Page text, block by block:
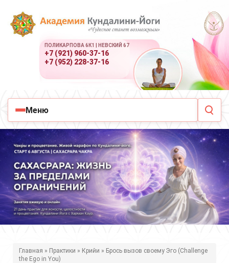
ПОЛИКАРПОВА 6К1 | НЕВСКИЙ 67
+7 (921) 960-37-16
+7 (952) 228-37-16
Меню
Главная » Практики » Крийи » Брось вызов своему Эго (Challenge
the Ego in You)